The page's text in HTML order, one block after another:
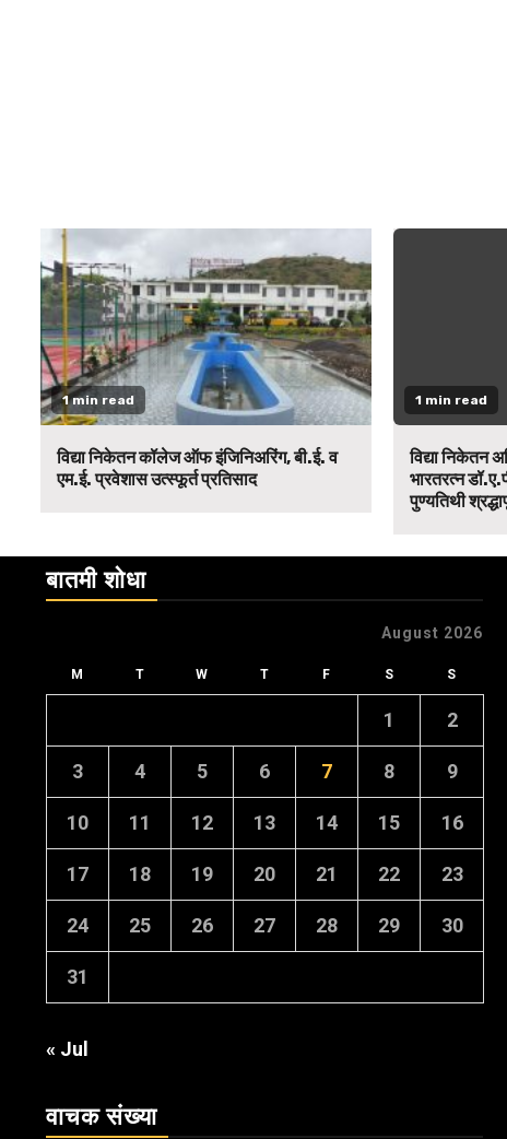
1 min read
विद्या निकेतन कॉलेज ऑफ इंजिनिअरिंग, बी.ई. व
एम.ई. प्रवेशास उत्स्फूर्त प्रतिसाद
1 min read
विद्या निकेतन
भारतरत्न
पुण्यतिथी
बातमी शोधा
August 2026
M T W T F S S
1 2
3 4 5 6 7 8 9
10 11 12 13 14 15 16
17 18 19 20 21 22 23
24 25 26 27 28 29 30
31
« Jul
वाचक संख्या